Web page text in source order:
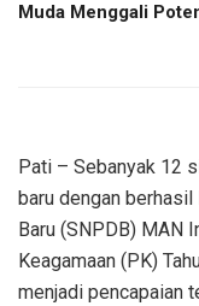
Muda Menggali
Pati – Sebanyak 12
baru dengan
Baru (SNPDB) MAN
Keagamaan (PK)
menjadi pencapaian